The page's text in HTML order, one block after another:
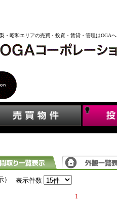
・昭和エリアの売買・投資・賃貸・管理はOGAへ
） 表示件数
1